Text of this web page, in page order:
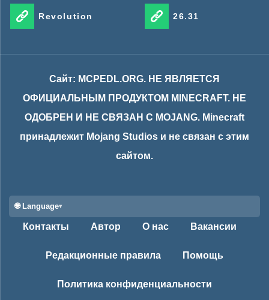
Revolution 26.31
Сайт: MCPEDL.ORG. НЕ ЯВЛЯЕТСЯ
ОФИЦИАЛЬНЫМ ПРОДУКТОМ MINECRAFT. НЕ
ОДОБРЕН И НЕ СВЯЗАН С MOJANG. Minecraft
принадлежит Mojang Studios и не связан с этим
сайтом.
🌐 Language
Контакты Автор О нас Вакансии
Редакционные правила Помощь
Политика конфиденциальности